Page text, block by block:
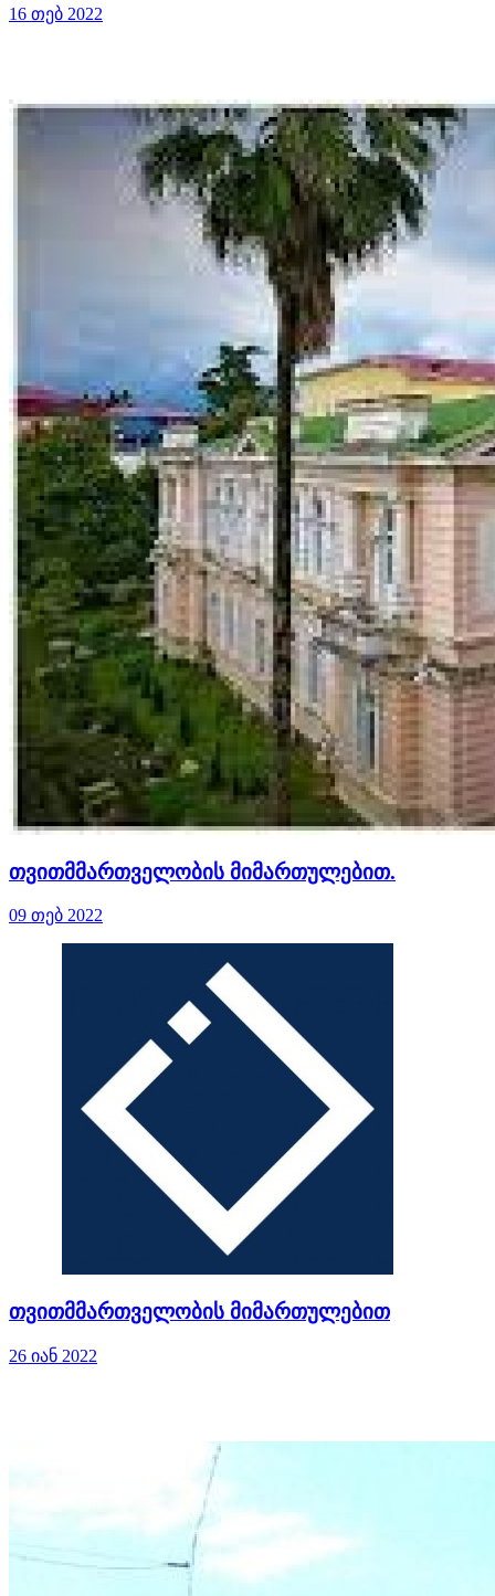
16 თებ 2022
თვითმმართველობის მიმართულებით.
09 თებ 2022
თვითმმართველობის მიმართულებით
26 იან 2022